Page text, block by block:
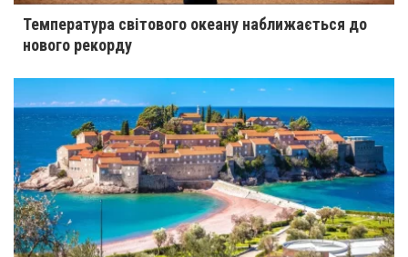
Температура світового океану наближається до
нового рекорду